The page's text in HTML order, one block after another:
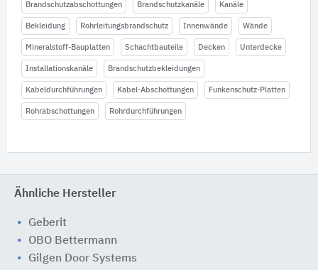
Brandschutzabschottungen Brandschutzkanäle Kanäle
Bekleidung Rohrleitungsbrandschutz Innenwände Wände
Mineralstoff-Bauplatten Schachtbauteile Decken Unterdecke
Installationskanäle Brandschutzbekleidungen
Kabeldurchführungen Kabel-Abschottungen Funkenschutz-Platten
Rohrabschottungen Rohrdurchführungen
Ähnliche Hersteller
Geberit
OBO Bettermann
Gilgen Door Systems